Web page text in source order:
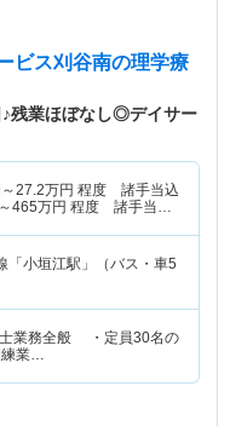
ビス刈谷南の理学療
残業ほぼなし◎デイサー
27.2万円 程度 諸手当込
465万円 程度 諸手当・
「小垣江駅」（バス・車5
士業務全般 ・定員30名の
練業…